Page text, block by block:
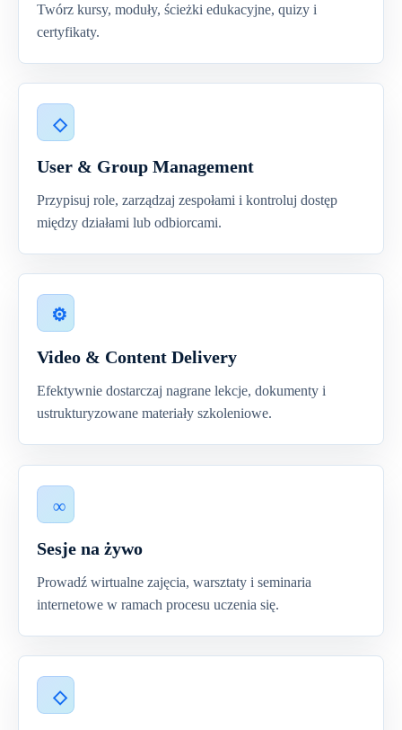
Twórz kursy, moduły, ścieżki edukacyjne, quizy i
certyfikaty.
User & Group Management
Przypisuj role, zarządzaj zespołami i kontroluj dostęp
między działami lub odbiorcami.
Video & Content Delivery
Efektywnie dostarczaj nagrane lekcje, dokumenty i
ustrukturyzowane materiały szkoleniowe.
Sesje na żywo
Prowadź wirtualne zajęcia, warsztaty i seminaria
internetowe w ramach procesu uczenia się.